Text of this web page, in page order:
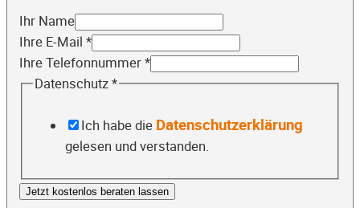
Ihr Name
Ihre E-Mail *
Ihre Telefonnummer*
Datenschutz*
Ich habe die Datenschutzerklärung
gelesen und verstanden.
Jetzt kostenlos beraten lassen